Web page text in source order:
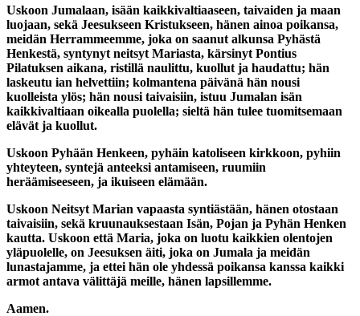
Uskoon Jumalaan, isään kaikkivaltiaaseen, taivaiden ja maan
luojaan, sekä Jeesukseen Kristukseen, hänen ainoa poikansa,
meidän Herrammeemme, joka on saanut alkunsa Pyhästä
Henkestä, syntynyt neitsyt Mariasta, kärsinyt Pontius
Pilatuksen aikana, ristillä naulittu, kuollut ja haudattu; hän
laskeutu ian helvettiin; kolmantena päivänä hän nousi
kuolleista ylös; hän nousi taivaisiin, istuu Jumalan isän
kaikkivaltiaan oikealla puolella; sieltä hän tulee tuomitsemaan
elävät ja kuollut.
Uskoon Pyhään Henkeen, pyhäin katoliseen kirkkoon, pyhiin
yhteyteen, syntejä anteeksi antamiseen, ruumiin
heräämiseeseen, ja ikuiseen elämään.
Uskoon Neitsyt Marian vapaasta syntiästään, hänen otostaan
taivaisiin, sekä kruunauksestaan Isän, Pojan ja Pyhän Henken
kautta. Uskoon että Maria, joka on luotu kaikkien olentojen
yläpuolelle, on Jeesuksen äiti, joka on Jumala ja meidän
lunastajamme, ja ettei hän ole yhdessä poikansa kanssa kaikki
armot antava välittäjä meille, hänen lapsillemme.
Aamen.